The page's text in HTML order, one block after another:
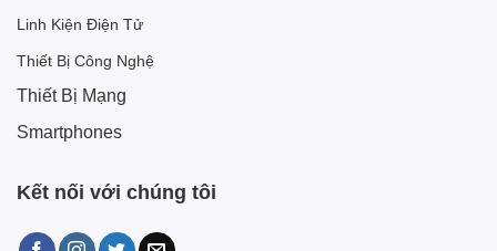
Linh Kiện Điện Tử
Thiết Bị Công Nghệ
Thiết Bị Mạng
Smartphones
Kết nối với chúng tôi